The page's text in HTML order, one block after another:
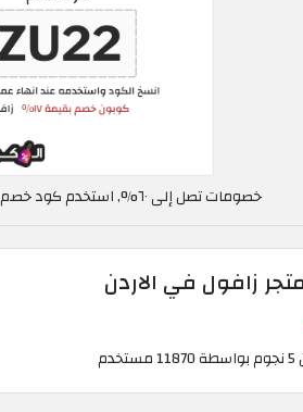
خصومات تصل إلى ٦٠%, استخدم كود خصم زافول في الاردن ZU22
زافول في الاردن